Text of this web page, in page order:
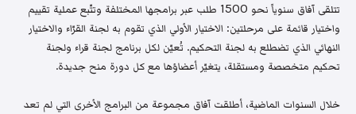
تتلقى آفاق سنوياً نحو 1500 طلب عبر برامجها المختلفة وتتّبع عملية تقييم
واختيار قائمة على مرحلتين: الاختيار الأولي الذي تقوم به لجنة القرّاء والاختيار
النهائي الذي تضطلع به لجنة التحكيم. تُعيّن لكل برنامج لجنة قراء ولجنة
تحكيم متخصصة ومستقلة، يتغيّر أعضاؤها مع كل دورة منح جديدة.
خلال السنوات الماضية، أطلقت آفاق مجموعة من البرامج الأخرى التي لم تعد